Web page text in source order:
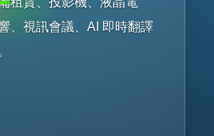
、視訊會議、AI 即時翻譯